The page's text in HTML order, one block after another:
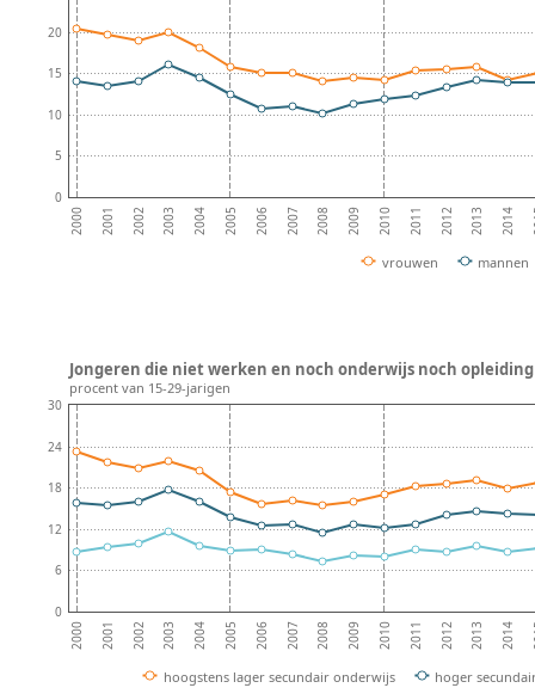
2000 2001 2002 2003 2004 2005 2006 2007 2008 2009 2010 2011 2012 2013 2014
0
5
10
15
20
vrouwen mannen
2000 2001 2002 2003 2004 2005 2006 2007 2008 2009 2010 2011 2012 2013 2014
0
6
12
18
24
30
hoogstens lager secundair onderwijs hoger
Jongeren die niet werken en noch onderwijs noch
procent van 15-29-jarigen